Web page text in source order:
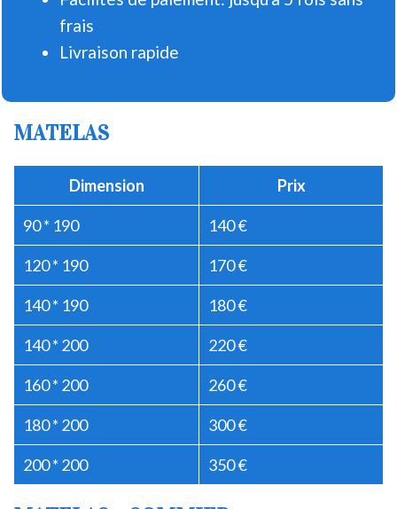
frais
Livraison rapide
MATELAS
Dimension Prix
90 * 190 140 €
120 * 190 170 €
140 * 190 180 €
140 * 200 220 €
160 * 200 260 €
180 * 200 300 €
200 * 200 350 €